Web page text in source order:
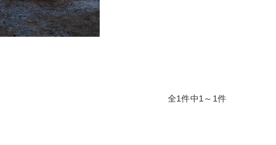
全1件中1～1件